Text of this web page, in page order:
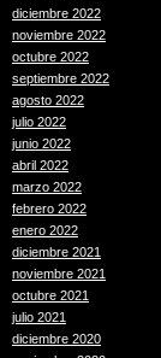
diciembre 2022
noviembre 2022
octubre 2022
septiembre 2022
agosto 2022
julio 2022
junio 2022
abril 2022
marzo 2022
febrero 2022
enero 2022
diciembre 2021
noviembre 2021
octubre 2021
julio 2021
diciembre 2020